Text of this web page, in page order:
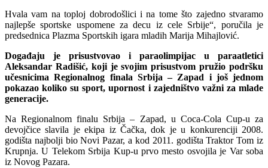
Hvala vam na toploj dobrodošlici i na tome što zajedno stvaramo
najlepše sportske uspomene za decu iz cele Srbije“, poručila je
predsednica Plazma Sportskih igara mladih Marija Mihajlović.
Događaju je prisustvovao i paraolimpijac u paraatletici
Aleksandar Radišić, koji je svojim prisustvom pružio podršku
učesnicima Regionalnog finala Srbija – Zapad i još jednom
pokazao koliko su sport, upornost i zajedništvo važni za mlade
generacije.
Na Regionalnom finalu Srbija – Zapad, u Coca-Cola Cup-u za
devojčice slavila je ekipa iz Čačka, dok je u konkurenciji 2008.
godišta najbolji bio Novi Pazar, a kod 2011. godišta Traktor Tom iz
Krupnja. U Telekom Srbija Kup-u prvo mesto osvojila je Var soba
iz Novog Pazara.